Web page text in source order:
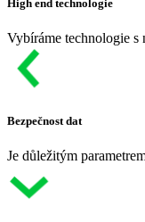
High end technologie
Vybíráme technologie s
Bezpečnost dat
Je důležitým